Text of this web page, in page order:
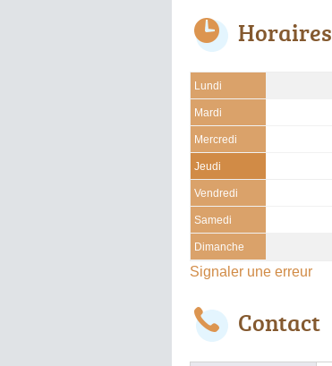
Horaires
Lundi
Mardi
Mercredi
Jeudi
Vendredi
Samedi
Dimanche
Signaler une erreur
Contact